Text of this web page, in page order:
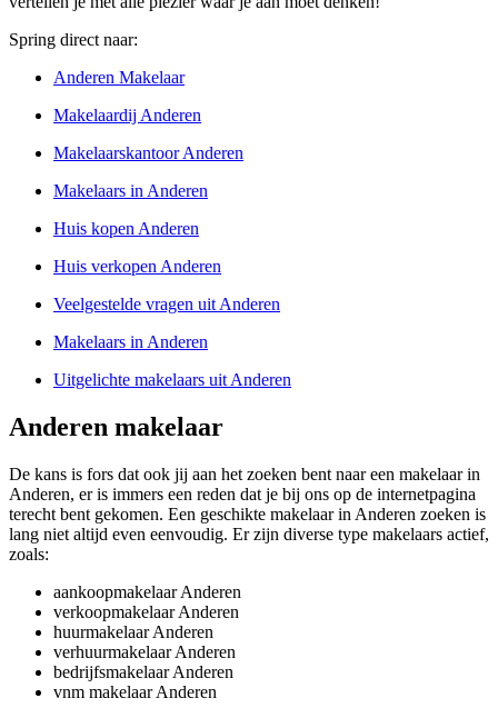
Spring direct naar:
Anderen Makelaar
Makelaardij Anderen
Makelaarskantoor Anderen
Makelaars in Anderen
Huis kopen Anderen
Huis verkopen Anderen
Veelgestelde vragen uit Anderen
Makelaars in Anderen
Uitgelichte makelaars uit Anderen
Anderen makelaar
De kans is fors dat ook jij aan het zoeken bent naar een makelaar in
Anderen, er is immers een reden dat je bij ons op de internetpagina
terecht bent gekomen. Een geschikte makelaar in Anderen zoeken is
lang niet altijd even eenvoudig. Er zijn diverse type makelaars actief,
zoals:
aankoopmakelaar Anderen
verkoopmakelaar Anderen
huurmakelaar Anderen
verhuurmakelaar Anderen
bedrijfsmakelaar Anderen
vnm makelaar Anderen